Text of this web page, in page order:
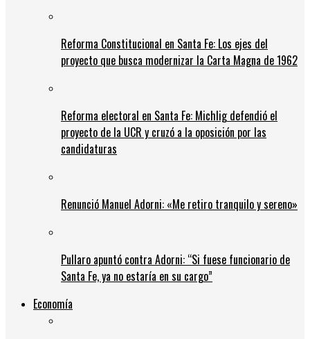
Reforma Constitucional en Santa Fe: Los ejes del
proyecto que busca modernizar la Carta Magna de 1962
Reforma electoral en Santa Fe: Michlig defendió el
proyecto de la UCR y cruzó a la oposición por las
candidaturas
Renunció Manuel Adorni: «Me retiro tranquilo y sereno»
Pullaro apuntó contra Adorni: “Si fuese funcionario de
Santa Fe, ya no estaría en su cargo”
Economía